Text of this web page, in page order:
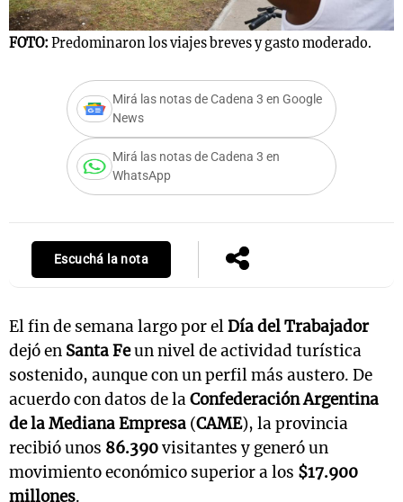
FOTO: Predominaron los viajes breves y gasto moderado.
Mirá las notas de Cadena 3 en Google
News
Mirá las notas de Cadena 3 en
WhatsApp
Escuchá la nota
El fin de semana largo por elDía del Trabajador
dejó en Santa Feun nivel de actividad turística
sostenido, aunque con un perfil más austero. De
acuerdo con datos de laConfederación Argentina
de la Mediana Empresa (CAME), la provincia
recibió unos 86.390visitantes y generó un
movimiento económico superior a los $17.900
millones.